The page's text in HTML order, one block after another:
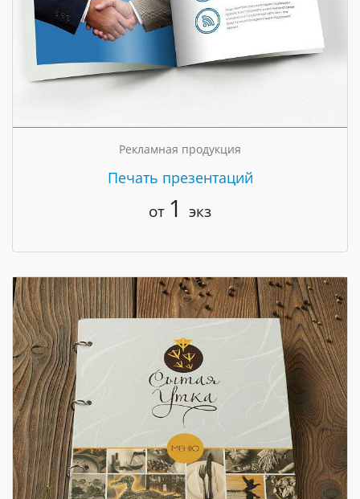
Рекламная продукция
Печать презентаций
от 1 экз